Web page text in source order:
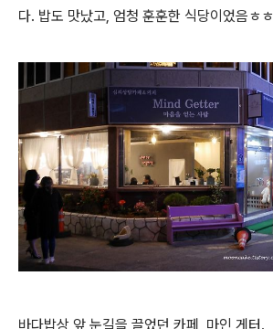
다. 밥도 맛났고, 엄청 훈훈한 식당이었음ㅎㅎ
바다밥상 앞 눈길을 끌었던 카페, 마인 게터.